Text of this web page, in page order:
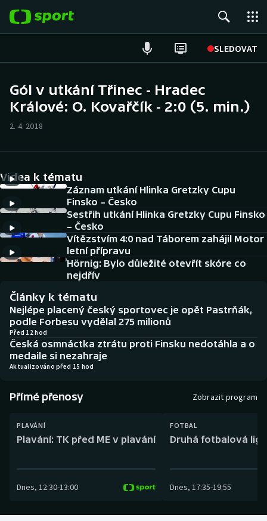
SLEDOVAT
Hokej
Cyklistika
DALŠÍ SPORTY
Americký fotbal
Baseball a softbal
Basketbal
Biatlon
Boby a skeleton
Box
Curling
NEPŘEHLÉDNĚTE
Historické návraty
Aplikace ČT sport
AZ kvíz
Gól v utkání Třinec - Hradec
Králové: O. Kovařčík - 2:0 (5. min.)
2. 4. 2018
Videa k tématu
Záznam utkání Hlinka Gretzky Cupu
Finsko – Česko
Sestřih utkání Hlinka Gretzky Cupu Finsko
– Česko
Vítězstvím 4:0 nad Táborem zahájil Motor
letní přípravu
Hörnig: Bylo důležité otevřít skóre co
nejdřív
Články k tématu
Nejlépe placený český sportovec je opět Pastrňák,
podle Forbesu vydělal 275 milionů
Před 12 hod
Česká osmnáctka ztrátu proti Finsku nedotáhla a o
medaile si nezahraje
Aktualizováno před 15 hod
Přímé přenosy Zobrazit program
PLAVÁNÍ
Plavání: TK před ME v plavání
Dnes, 12:30-13:00
FOTBAL
Druhá fotbalová
Dnes, 17:35-19:55